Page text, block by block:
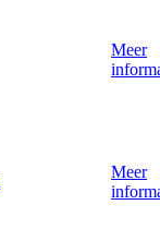
Meer
Meer